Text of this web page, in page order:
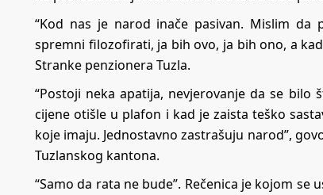
“Kod nas je narod inače pasivan. Mislim
spremni filozofirati, ja bih ovo, ja bih ono, a
Stranke penzionera Tuzla.
“Postoji neka apatija, nevjerovanje da se
cijene otišle u plafon i kad je zaista teško
koje imaju. Jednostavno zastrašuju narod”,
Tuzlanskog kantona.
“Samo da rata ne bude”. Rečenica je kojom